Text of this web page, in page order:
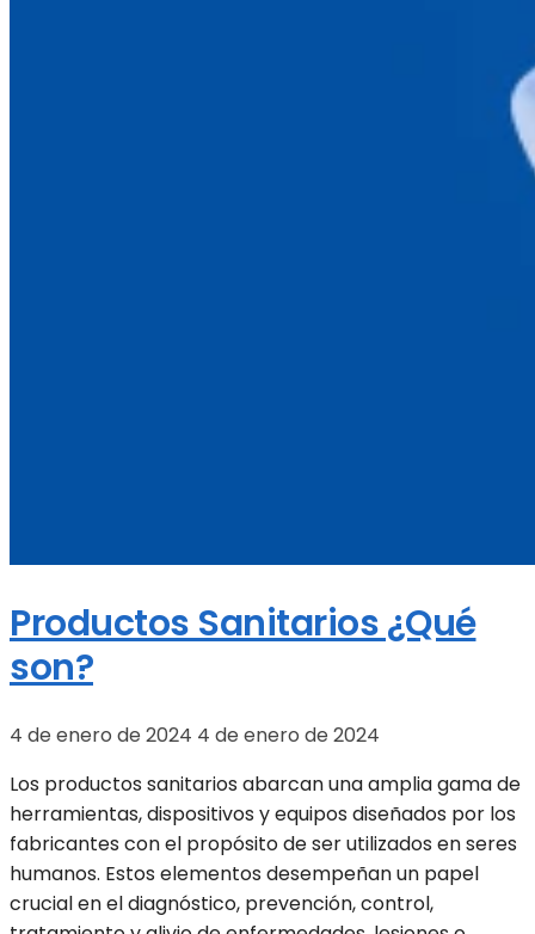
Productos Sanitarios ¿Qué
son?
4 de enero de 2024 4 de enero de 2024
Los productos sanitarios abarcan una amplia gama de
herramientas, dispositivos y equipos diseñados por los
fabricantes con el propósito de ser utilizados en seres
humanos. Estos elementos desempeñan un papel
crucial en el diagnóstico, prevención, control,